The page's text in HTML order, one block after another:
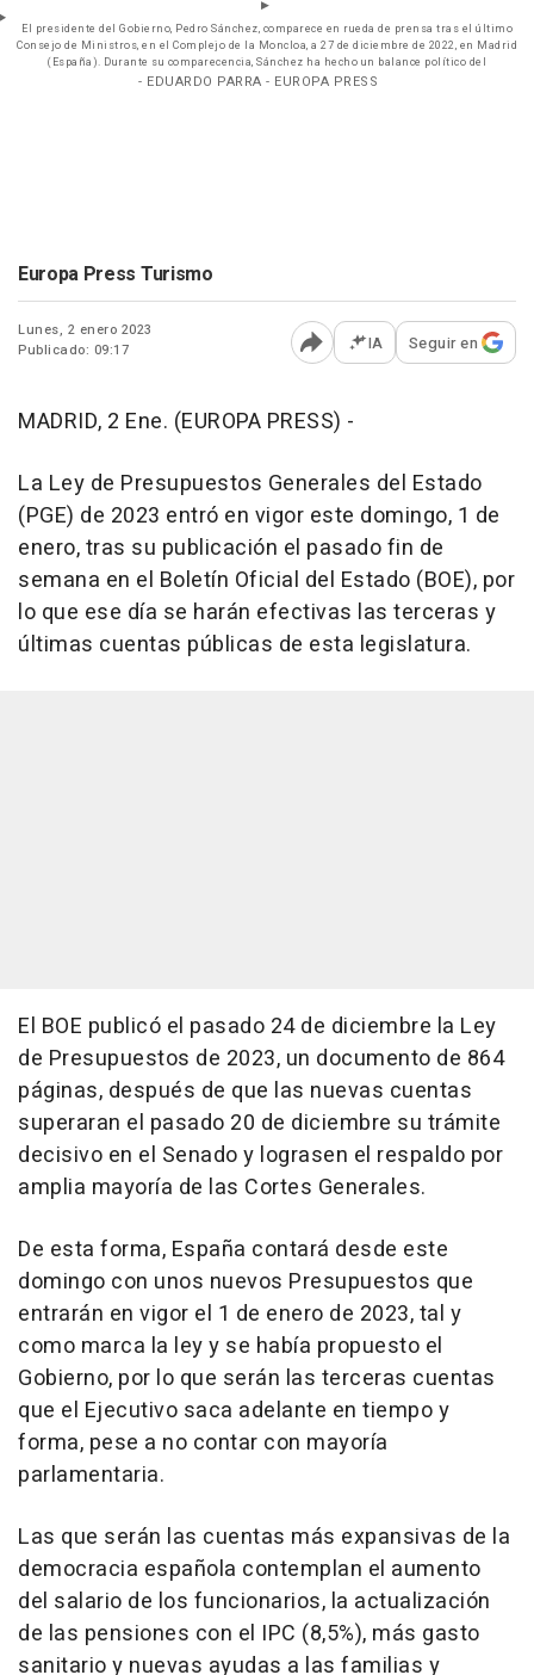
El presidente del Gobierno, Pedro Sánchez, comparece en rueda de prensa tras el último
Consejo de Ministros, en el Complejo de la Moncloa, a 27 de diciembre de 2022, en Madrid
(España). Durante su comparecencia, Sánchez ha hecho un balance político del
- EDUARDO PARRA - EUROPA PRESS
Europa Press Turismo
Lunes, 2 enero 2023
Publicado: 09:17
Abrir opciones para
IA Seguir en
MADRID, 2 Ene. (EUROPA PRESS) -
La Ley de Presupuestos Generales del Estado
(PGE) de 2023 entró en vigor este domingo, 1 de
enero, tras su publicación el pasado fin de
semana en el Boletín Oficial del Estado (BOE), por
lo que ese día se harán efectivas las terceras y
últimas cuentas públicas de esta legislatura.
El BOE publicó el pasado 24 de diciembre la Ley
de Presupuestos de 2023, un documento de 864
páginas, después de que las nuevas cuentas
superaran el pasado 20 de diciembre su trámite
decisivo en el Senado y lograsen el respaldo por
amplia mayoría de las Cortes Generales.
De esta forma, España contará desde este
domingo con unos nuevos Presupuestos que
entrarán en vigor el 1 de enero de 2023, tal y
como marca la ley y se había propuesto el
Gobierno, por lo que serán las terceras cuentas
que el Ejecutivo saca adelante en tiempo y
forma, pese a no contar con mayoría
parlamentaria.
Las que serán las cuentas más expansivas de la
democracia española contemplan el aumento
del salario de los funcionarios, la actualización
de las pensiones con el IPC (8,5%), más gasto
sanitario y nuevas ayudas a las familias y